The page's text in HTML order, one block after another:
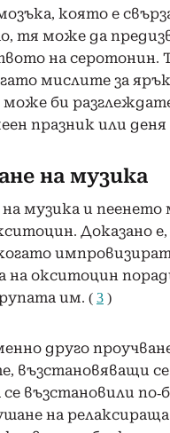
която е
тя може да
на серотонин.
мислите за
може би
празник или
на музика
музика и пеенето
Доказано е,
на окситоцин
им. ( 3 )
друго
възстановяващи
се възстановили по-
на